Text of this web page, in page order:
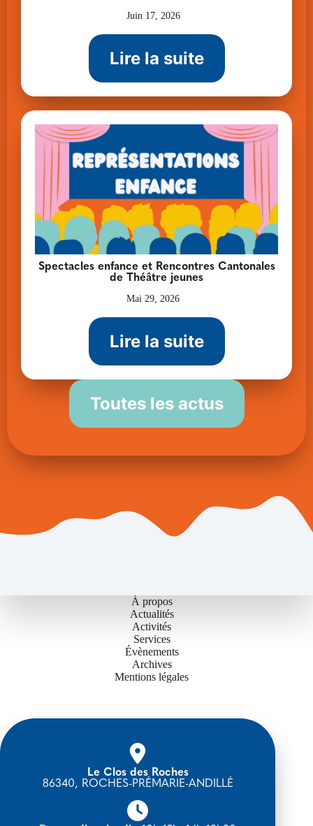
Juin 17, 2026
Lire la suite
Spectacles enfance et Rencontres Cantonales
de Théâtre jeunes
Mai 29, 2026
Lire la suite
Toutes les actus
À propos
Actualités
Activités
Services
Évènements
Archives
Mentions légales
Le Clos des Roches
86340, ROCHES-PRÉMARIE-ANDILLÉ